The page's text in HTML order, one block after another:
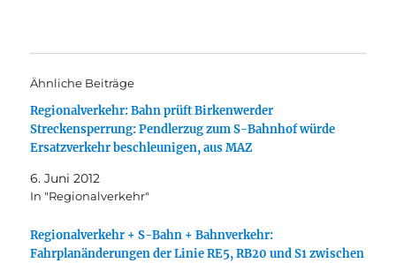
Ähnliche Beiträge
Regionalverkehr: Bahn prüft Birkenwerder
Streckensperrung: Pendlerzug zum S-Bahnhof würde
Ersatzverkehr beschleunigen, aus MAZ
6. Juni 2012
In "Regionalverkehr"
Regionalverkehr + S-Bahn + Bahnverkehr:
Fahrplanänderungen der Linie RE5, RB20 und S1 zwischen